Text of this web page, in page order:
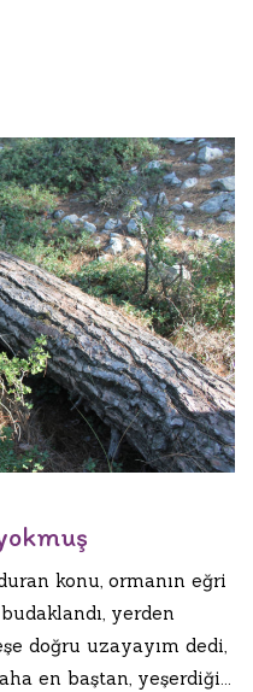
konu, ormanın eğri
yerden
doğru uzayayım dedi,
en baştan, yeşerdiği...